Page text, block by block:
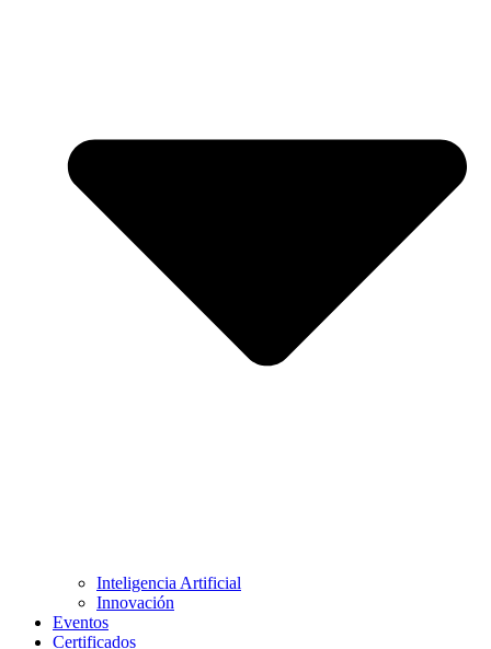
Inteligencia Artificial
Innovación
Eventos
Certificados